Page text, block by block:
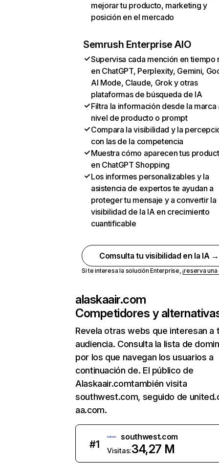
mejorar tu producto, marketing y
posición en el mercado
Semrush Enterprise AIO
Supervisa cada mención en tiempo
en ChatGPT, Perplexity, Gemini,
AI Mode, Claude, Grok y otras
plataformas de búsqueda de IA
Filtra la información desde la marca
nivel de producto o prompt
Compara la visibilidad y la
con las de la competencia
Muestra cómo aparecen tus
en ChatGPT Shopping
Los informes personalizables y la
asistencia de expertos te ayudan a
proteger tu mensaje y a convertir la
visibilidad de la IA en crecimiento
cuantificable
Comsulta tu visibilidad en la IA →
Si te interesa la solución Enterprise,¡reserva
alaskaair.com
Competidores y
Revela otras webs que interesan a
audiencia. Consulta la lista de
por los que navegan los usuarios a
continuación de. El público de
Alaskaair.comtambién visita
southwest.com, seguido de
aa.com.
#1
southwest.com
Visitas:34,27 M